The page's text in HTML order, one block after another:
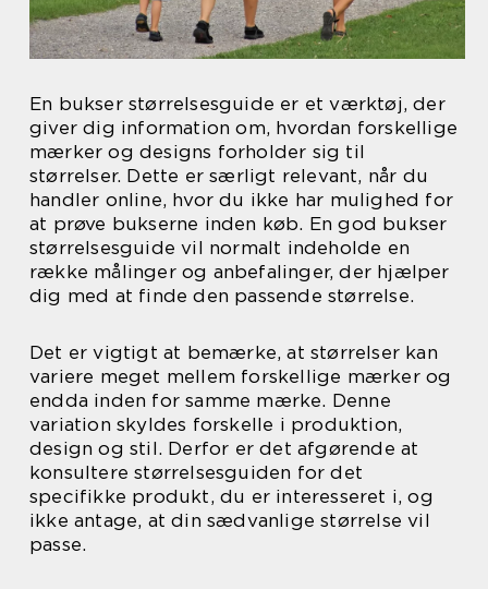
En bukser størrelsesguide er et værktøj, der
giver dig information om, hvordan forskellige
mærker og designs forholder sig til
størrelser. Dette er særligt relevant, når du
handler online, hvor du ikke har mulighed for
at prøve bukserne inden køb. En god bukser
størrelsesguide vil normalt indeholde en
række målinger og anbefalinger, der hjælper
dig med at finde den passende størrelse.
Det er vigtigt at bemærke, at størrelser kan
variere meget mellem forskellige mærker og
endda inden for samme mærke. Denne
variation skyldes forskelle i produktion,
design og stil. Derfor er det afgørende at
konsultere størrelsesguiden for det
specifikke produkt, du er interesseret i, og
ikke antage, at din sædvanlige størrelse vil
passe.